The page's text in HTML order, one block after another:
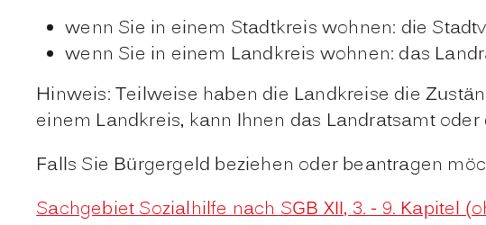
wenn Sie in einem Stadtkreis wohnen: die
wenn Sie in einem Landkreis wohnen: das
Hinweis: Teilweise haben die Landkreise die
einem Landkreis, kann Ihnen das Landratsamt
Falls Sie Bürgergeld beziehen oder beantragen
Sachgebiet Sozialhilfe nach SGB XII, 3. - 9. Kapitel